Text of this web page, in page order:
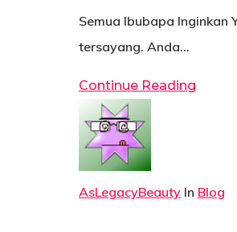
Semua Ibubapa Inginkan
tersayang.⁠⁠ Anda…
Continue Reading
AsLegacyBeauty In Blog